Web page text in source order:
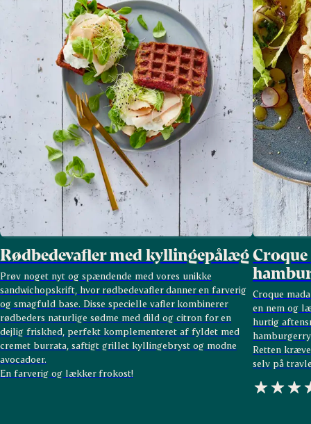
Rødbedevafler med kyllingepålæg
Prøv noget nyt og spændende med vores unikke
sandwichopskrift, hvor rødbedevafler danner en farverig
og smagfuld base. Disse specielle vafler kombinerer
rødbeders naturlige sødme med dild og citron for en
dejlig friskhed, perfekt komplementeret af fyldet med
cremet burrata, saftigt grillet kyllingebryst og modne
avocadoer.
En farverig og lækker frokost!
Croque
en nem og
hurtig
Retten
selv på